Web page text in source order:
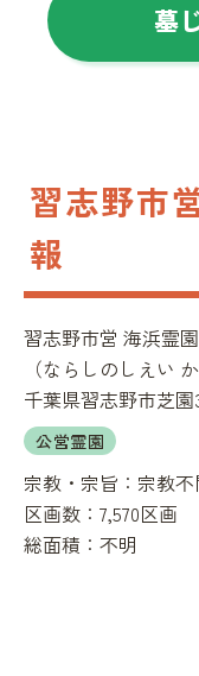
墓
習志野市
報
習志野市営 海浜霊園
（ならしのしえい
千葉県習志野市芝園
公営霊園
宗教・宗旨： 宗教不
区画数： 7,570区画
総面積： 不明